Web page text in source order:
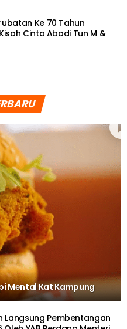
Ke 70 Tahun
Cinta Abadi Tun M &
Mental Kat Kampung
Langsung Pembentangan